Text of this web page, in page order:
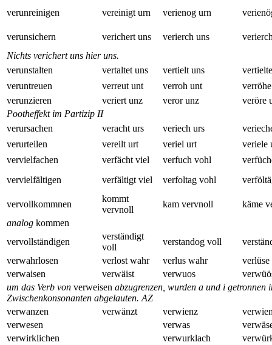
verunreinigen vereinigt urn verienog urn
verunsichern verichert uns verierch uns
Nichts verichert uns hier uns.
verunstalten
vertaltet uns vertielt uns
veruntreuen
verreut unt verroh unt
verunzieren
veriert unz veror unz
veröre
Pootheffekt im Partizip II
verursachen
veracht urs veriech urs
verurteilen
vereilt urt veriel urt
veriele
vervielfachen
verfächt viel verfuch vohl
vervielfältigen
verfältigt viel verfoltag vohl
vervollkommnen
kommt
vervnoll
kam vervnoll
käme
analog kommen
vervollständigen
verständigt
voll
verstandog voll
verwahrlosen
verlost wahr verlus wahr
verwaisen
verwäist verwuos
um das Verb von verweisen abzugrenzen, wurden a und i
Zwischenkonsonanten abgelauten. AZ
verwanzen
verwänzt verwienz
verwesen
verwas
verwirklichen
verwurklach